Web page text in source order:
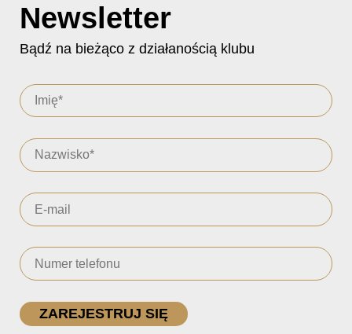
Newsletter
Bądź na bieżąco z działanością klubu